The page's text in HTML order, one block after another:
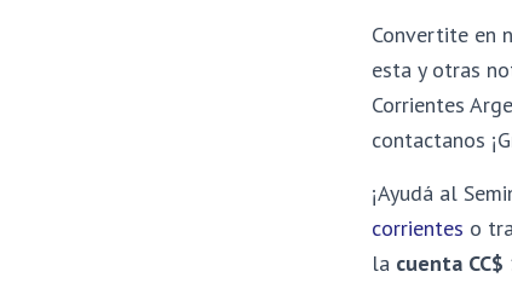
Convertite en
esta y otras
Corrientes
contactanos
¡Ayudá al
corrientes o
la cuenta